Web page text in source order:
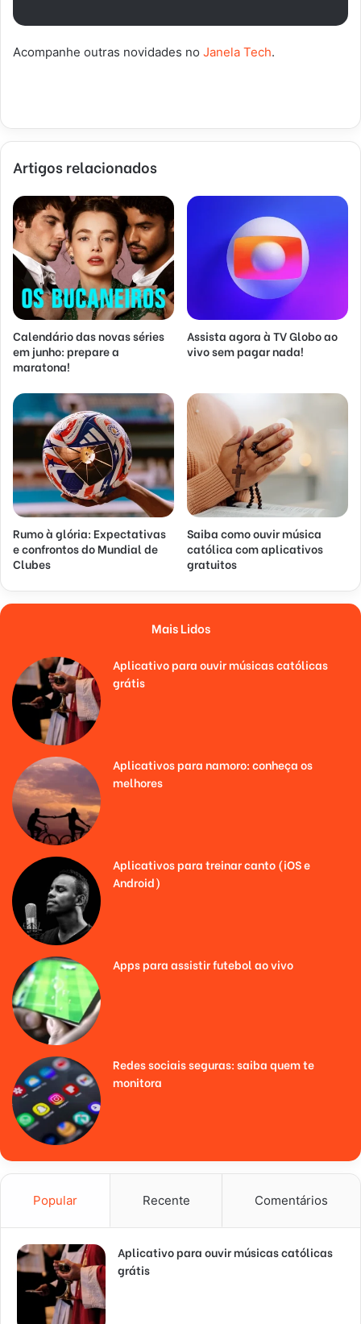
Acompanhe outras novidades no Janela Tech.
Artigos relacionados
Calendário das novas séries
em junho: prepare a
maratona!
Assista agora à TV Globo ao
vivo sem pagar nada!
Rumo à glória: Expectativas
e confrontos do Mundial de
Clubes
Saiba como ouvir música
católica com aplicativos
gratuitos
Mais Lidos
Aplicativo para ouvir músicas católicas
grátis
Aplicativos para namoro: conheça os
melhores
Aplicativos para treinar canto (iOS e
Android)
Apps para assistir futebol ao vivo
Redes sociais seguras: saiba quem te
monitora
Popular Recente Comentários
Aplicativo para ouvir músicas católicas
grátis